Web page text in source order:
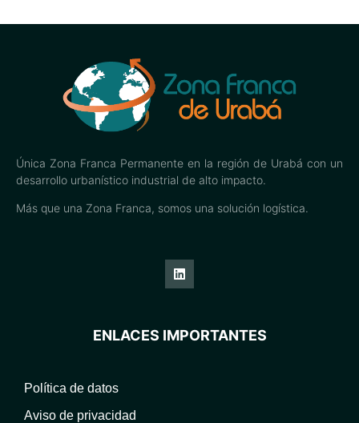
Única Zona Franca Permanente en la región de Urabá con un
desarrollo urbanístico industrial de alto impacto.
Más que una Zona Franca, somos una solución logística.
ENLACES IMPORTANTES
Política de datos
Aviso de privacidad